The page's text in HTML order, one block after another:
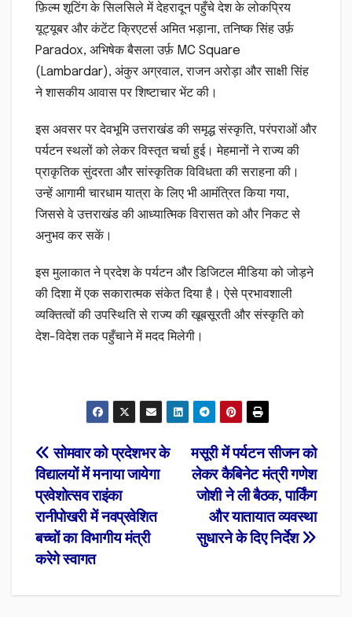
फ़िल्म शूटिंग के सिलसिले में देहरादून पहुँचे देश के लोकप्रिय
यूट्यूबर और कंटेंट क्रिएटर्स अमित भड़ाना, तनिष्क सिंह उर्फ़
Paradox, अभिषेक बैसला उर्फ़ MC Square
(Lambardar), अंकुर अग्रवाल, राजन अरोड़ा और साक्षी सिंह
ने शासकीय आवास पर शिष्टाचार भेंट की।
इस अवसर पर देवभूमि उत्तराखंड की समृद्ध संस्कृति, परंपराओं और
पर्यटन स्थलों को लेकर विस्तृत चर्चा हुई। मेहमानों ने राज्य की
प्राकृतिक सुंदरता और सांस्कृतिक विविधता की सराहना की।
उन्हें आगामी चारधाम यात्रा के लिए भी आमंत्रित किया गया,
जिससे वे उत्तराखंड की आध्यात्मिक विरासत को और निकट से
अनुभव कर सकें।
इस मुलाकात ने प्रदेश के पर्यटन और डिजिटल मीडिया को जोड़ने
की दिशा में एक सकारात्मक संकेत दिया है। ऐसे प्रभावशाली
व्यक्तित्वों की उपस्थिति से राज्य की खूबसूरती और संस्कृति को
देश-विदेश तक पहुँचाने में मदद मिलेगी।
Post
navigation
मसूरी में पर्यटन सीजन को
लेकर कैबिनेट मंत्री गणेश
जोशी ने ली बैठक, पार्किंग
और यातायात व्यवस्था
सुधारने के दिए निर्देश
सोमवार को प्रदेशभर के
विद्यालयों में मनाया जायेगा
प्रवेशोत्सव राइंका
रानीपोखरी में नवप्रवेशित
बच्चों का विभागीय मंत्री
करेगे स्वागत